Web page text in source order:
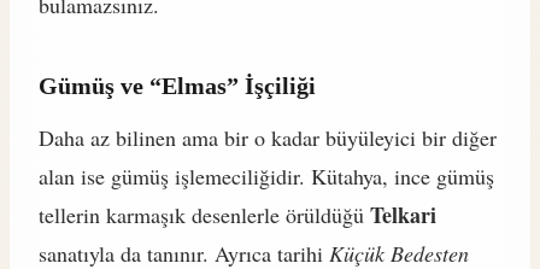
Gümüş ve “Elmas” İşçiliği
Daha az bilinen ama bir o kadar büyüleyici bir diğer
alan ise gümüş işlemeciliğidir. Kütahya, ince gümüş
tellerin karmaşık desenlerle örüldüğü Telkari
sanatıyla da tanınır. Ayrıca tarihi Küçük Bedesten